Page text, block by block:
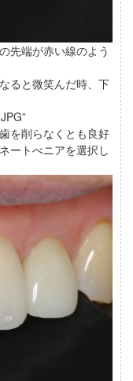
先端が赤い線のよう
ると微笑んだ時、下
”
を削らなくとも良好
ートべニアを選択し